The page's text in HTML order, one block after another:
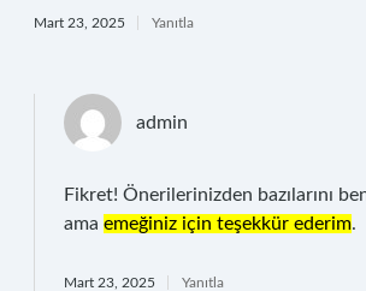
Mart 23, 2025 Yanıtla
admin
Fikret! Önerilerinizden bazılarını
ama emeğiniz için teşekkür ederim.
Mart 23, 2025 Yanıtla